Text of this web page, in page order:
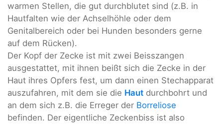
warmen Stellen, die gut durchblutet sind (z.B. in
Hautfalten wie der Achselhöhle oder dem
Genitalbereich oder bei Hunden besonders gerne
auf dem Rücken).
Der Kopf der Zecke ist mit zwei Beisszangen
ausgestattet, mit ihnen beißt sich die Zecke in der
Haut ihres Opfers fest, um dann einen Stechapparat
auszufahren, mit dem sie die Haut durchbohrt und
an dem sich z.B. die Erreger der Borreliose
befinden. Der eigentliche Zeckenbiss ist also